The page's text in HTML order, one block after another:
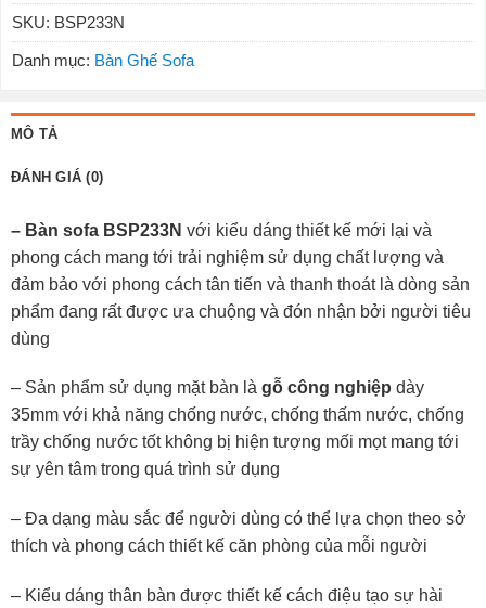
SKU: BSP233N
Danh mục: Bàn Ghế Sofa
MÔ TẢ
ĐÁNH GIÁ (0)
– Bàn sofa BSP233N với kiểu dáng thiết kế mới lại và
phong cách mang tới trải nghiệm sử dụng chất lượng và
đảm bảo với phong cách tân tiến và thanh thoát là dòng sản
phẩm đang rất được ưa chuộng và đón nhận bởi người tiêu
dùng
– Sản phẩm sử dụng mặt bàn là gỗ công nghiệp dày
35mm với khả năng chống nước, chống thấm nước, chống
trầy chống nước tốt không bị hiện tượng mối mọt mang tới
sự yên tâm trong quá trình sử dụng
– Đa dạng màu sắc để người dùng có thể lựa chọn theo sở
thích và phong cách thiết kế căn phòng của mỗi người
– Kiểu dáng thân bàn được thiết kế cách điệu tạo sự hài